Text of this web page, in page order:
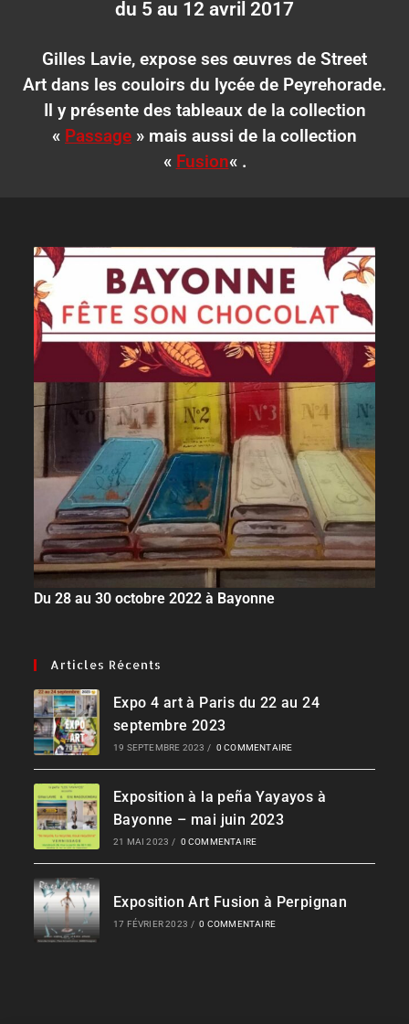
du 5 au 12 avril 2017
Gilles Lavie, expose ses œuvres de Street
Art dans les couloirs du lycée de Peyrehorade.
Il y présente des tableaux de la collection
« Passage » mais aussi de la collection
« Fusion« .
Du 28 au 30 octobre 2022 à Bayonne
Articles Récents
Expo 4 art à Paris du 22 au 24
septembre 2023
19 SEPTEMBRE 2023 / 0 COMMENTAIRE
Exposition à la peña Yayayos à
Bayonne – mai juin 2023
21 MAI 2023 / 0 COMMENTAIRE
Exposition Art Fusion à Perpignan
17 FÉVRIER 2023 / 0 COMMENTAIRE